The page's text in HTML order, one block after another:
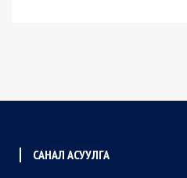
САНАЛ АСУУЛГА